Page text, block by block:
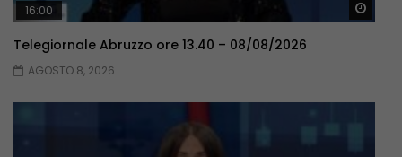
16:00
Telegiornale Abruzzo ore 13.40 – 08/08/2026
AGOSTO 8, 2026